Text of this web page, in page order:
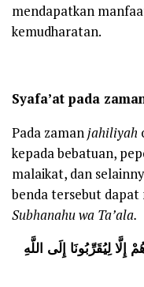
mendapatkan
kemudharatan.
Syafa’at pada
Pada zamanjahiliyah
kepada bebatuan,
malaikat, dan
benda tersebut
Subhanahu wa Ta’ala.
إِلَّا لِيُقَرِّبُونَا إِلَى اللَّهِ